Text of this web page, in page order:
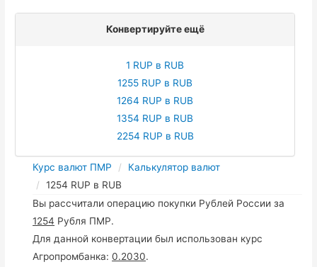
Конвертируйте ещё
1 RUP в RUB
1255 RUP в RUB
1264 RUP в RUB
1354 RUP в RUB
2254 RUP в RUB
Курс валют ПМР
Калькулятор валют
1254 RUP в RUB
Вы рассчитали операцию покупки Рублей России за
1254 Рубля ПМР.
Для данной конвертации был использован курс
Агропромбанка:0.2030.